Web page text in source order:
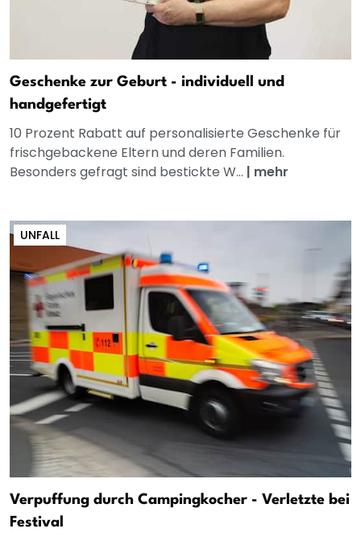
Geschenke zur Geburt - individuell und
handgefertigt
10 Prozent Rabatt auf personalisierte Geschenke für
frischgebackene Eltern und deren Familien.
Besonders gefragt sind bestickte W... | mehr
UNFALL
Verpuffung durch Campingkocher - Verletzte bei
Festival